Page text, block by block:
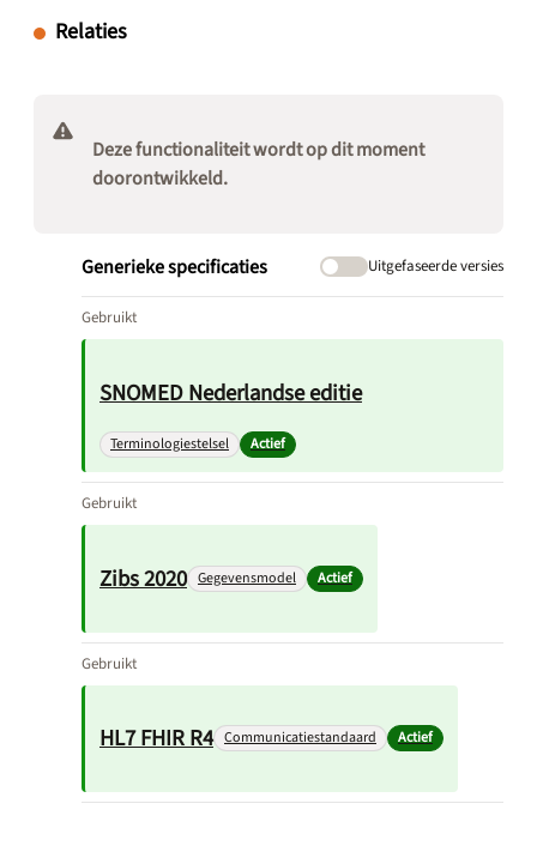
Relaties
Deze functionaliteit wordt op dit moment
doorontwikkeld.
Generieke specificaties Uitgefaseerde versies
Gebruikt
SNOMED Nederlandse editie
Terminologiestelsel Actief
Gebruikt
Zibs 2020 Gegevensmodel Actief
Gebruikt
HL7 FHIR R4 Communicatiestandaard Actief